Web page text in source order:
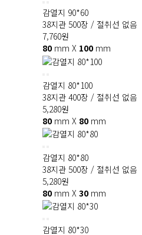
감열지 90*60
38지관 500장 / 절취선 없음
7,760원
80 mm X 100 mm
감열지 80*100
38지관 400장 / 절취선 없음
5,280원
80 mm X 80 mm
감열지 80*80
38지관 500장 / 절취선 없음
5,280원
80 mm X 30 mm
감열지 80*30